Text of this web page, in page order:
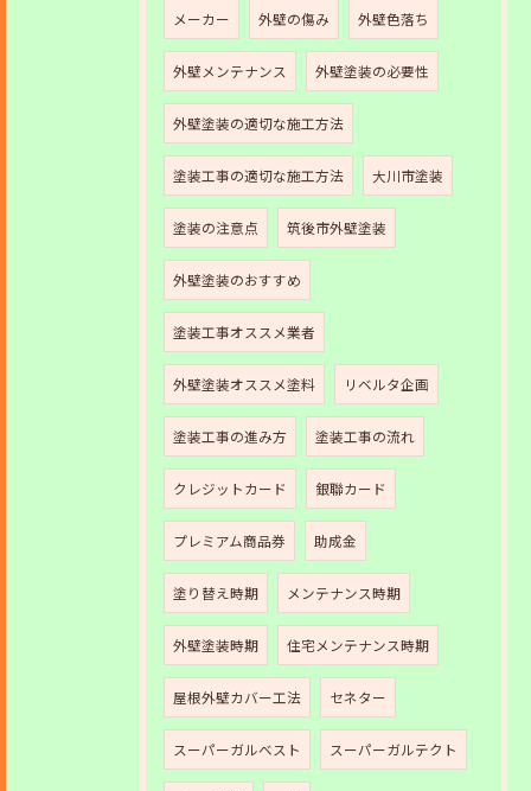
メーカー 外壁の傷み 外壁色落ち
外壁メンテナンス 外壁塗装の必要性
外壁塗装の適切な施工方法
塗装工事の適切な施工方法 大川市塗装
塗装の注意点 筑後市外壁塗装
外壁塗装のおすすめ
塗装工事オススメ業者
外壁塗装オススメ塗料 リベルタ企画
塗装工事の進み方 塗装工事の流れ
クレジットカード 銀聯カード
プレミアム商品券 助成金
塗り替え時期 メンテナンス時期
外壁塗装時期 住宅メンテナンス時期
屋根外壁カバー工法 セネター
スーパーガルベスト スーパーガルテクト